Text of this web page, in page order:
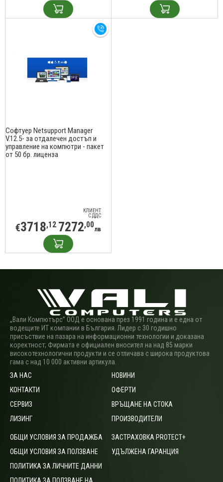
Софтуер Netsupport Manager
V.12.5- за отдалечен достъп и
управление на компютри - пакет
от 50 бр. лиценза
КЛИЕНТ
С ДДС
€3718,12 7272,00лв
„Вали Компютърс” ООД е основана през 1991 година и е една от
водещите ИТ компании в България. Лидер с 30 годишно
присъствие на пазара на информационни технологии и доказана
коректност; Фирмата е официален вносител на над 85 марки
високотехнологични продукти и се отличава с широка продуктова
гама с над 10 000 активни артикула.
ЗА НАС
КОНТАКТИ
СЕРВИЗ
ЛИЗИНГ
НОВИНИ
ОФЕРТИ
ВРЪЩАНЕ НА СТОКА
ПРОИЗВОДИТЕЛИ
ОБЩИ УСЛОВИЯ ЗА ПРОДАЖБА
ОБЩИ УСЛОВИЯ ЗА ПОЛЗВАНЕ
ПОЛИТИКА ЗА ЛИЧНИТЕ ДАННИ
ЗАСТРАХОВКА PROTECT+
УДЪЛЖЕНА ГАРАНЦИЯ